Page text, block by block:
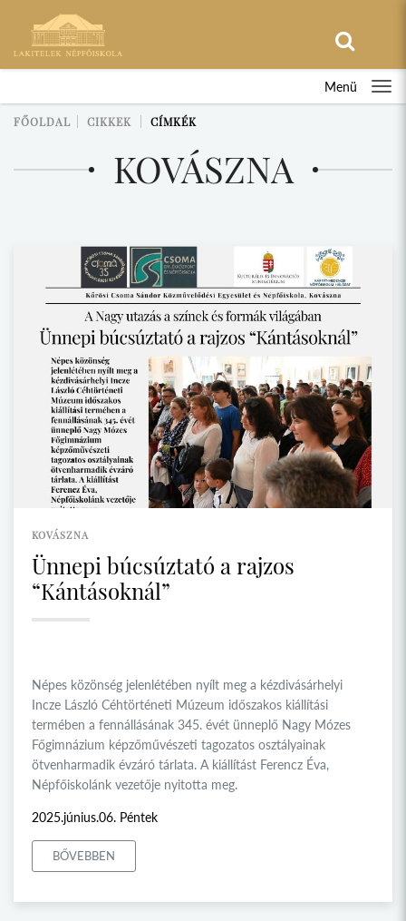
Menü
FŐOLDAL CIKKEK CÍMKÉK
KOVÁSZNA
KOVÁSZNA
Ünnepi búcsúztató a rajzos
“Kántásoknál”
Népes közönség jelenlétében nyílt meg a kézdivásárhelyi
Incze László Céhtörténeti Múzeum időszakos kiállítási
termében a fennállásának 345. évét ünneplő Nagy Mózes
Főgimnázium képzőművészeti tagozatos osztályainak
ötvenharmadik évzáró tárlata. A kiállítást Ferencz Éva,
Népfőiskolánk vezetője nyitotta meg.
2025.június.06. Péntek
BŐVEBBEN